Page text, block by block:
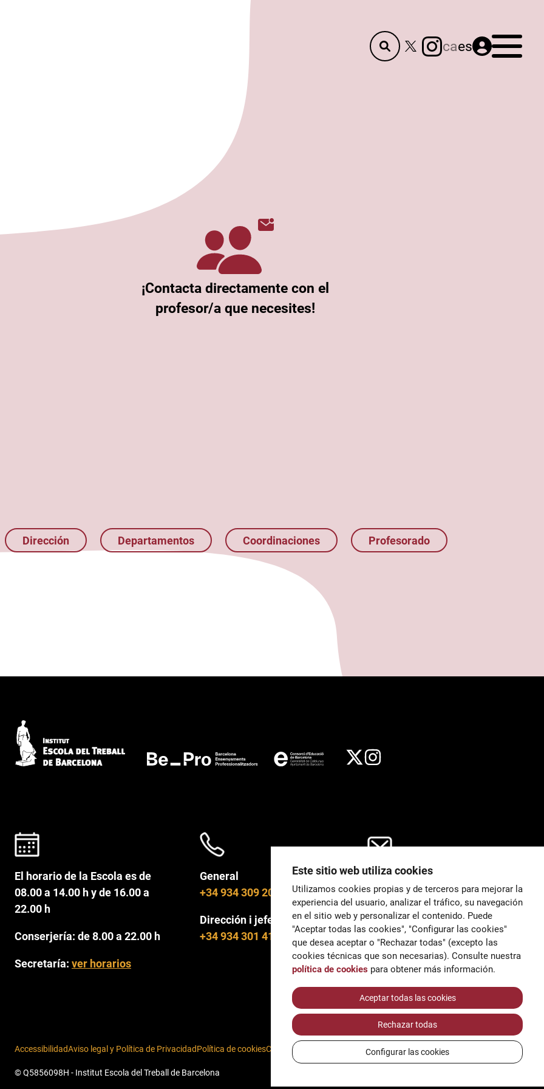
caes Menú
¡Contacta directamente con el
profesor/a que necesites!
Dirección Departamentos Coordinaciones Profesorado
El horario de la Escola es de
08.00 a 14.00 h y de 16.00 a
22.00 h
Conserjería: de 8.00 a 22.00 h
Secretaría: ver horarios
General
+34 934 309 200
Dirección i jefes de estudio
+34 934 301 415
General
correu@escoladeltreball.org
Información
informacio@escoladeltreball.o
rg
AccessibilidadAviso legal y Política de PrivacidadPolítica de cookiesCréditos
© Q5856098H - Institut Escola del Treball de Barcelona
Este sitio web utiliza cookies
Utilizamos cookies propias y de terceros para mejorar la
experiencia del usuario, analizar el tráfico, su navegación
en el sitio web y personalizar el contenido. Puede
"Aceptar todas las cookies", "Configurar las cookies"
que desea aceptar o "Rechazar todas" (excepto las
cookies técnicas que son necesarias). Consulte nuestra
política de cookies para obtener más información.
Aceptar todas las cookies
Rechazar todas
Configurar las cookies